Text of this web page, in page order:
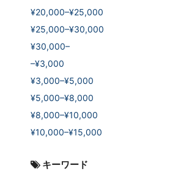
¥20,000–¥25,000
¥25,000–¥30,000
¥30,000–
–¥3,000
¥3,000–¥5,000
¥5,000–¥8,000
¥8,000–¥10,000
¥10,000–¥15,000
キーワード